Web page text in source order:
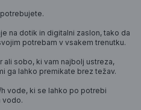
na dotik in digitalni zaslon, tako da
potrebam v vsakem trenutku.
sobo, ki vam najbolj ustreza,
ga lahko premikate brez težav.
h vode, ki se lahko po potrebi
vodo.